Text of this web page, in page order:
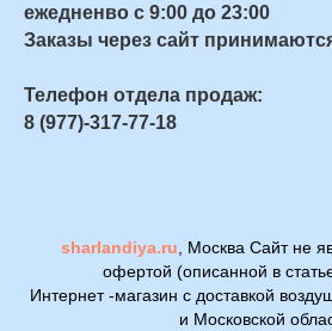
ежедненво с 9:00 до 23:00
Заказы через сайт
Телефон отдела продаж:
8 (977)-317-77-18
sharlandiya.ru , Москва Сайт не
офертой (описанной в
Интернет -магазин с доставкой
и Московской